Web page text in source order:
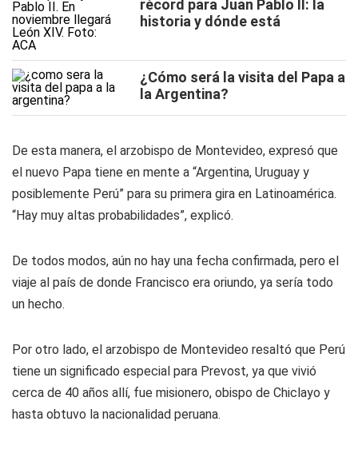
récord para Juan Pablo II: la
historia y dónde está
¿Cómo será la visita del Papa a
la Argentina?
De esta manera, el arzobispo de Montevideo, expresó que
el nuevo Papa tiene en mente a “Argentina, Uruguay y
posiblemente Perú” para su primera gira en Latinoamérica.
“Hay muy altas probabilidades”, explicó.
De todos modos, aún no hay una fecha confirmada, pero el
viaje al país de donde Francisco era oriundo, ya sería todo
un hecho.
Por otro lado, el arzobispo de Montevideo resaltó que Perú
tiene un significado especial para Prevost, ya que vivió
cerca de 40 años allí, fue misionero, obispo de Chiclayo y
hasta obtuvo la nacionalidad peruana.